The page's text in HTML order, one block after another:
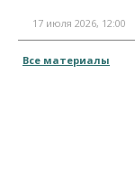
17 июля 2026, 12:00
Все материалы